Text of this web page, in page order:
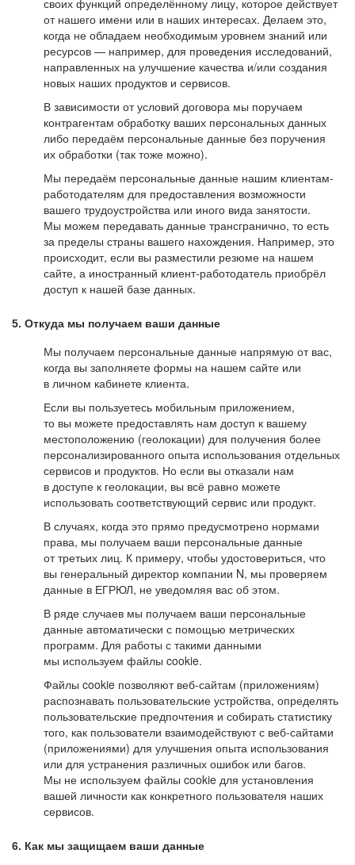
своих функций определённому лицу, которое действует
от нашего имени или в наших интересах. Делаем это,
когда не обладаем необходимым уровнем знаний или
ресурсов — например, для проведения исследований,
направленных на улучшение качества и/или создания
новых наших продуктов и сервисов.
В зависимости от условий договора мы поручаем
контрагентам обработку ваших персональных данных
либо передаём персональные данные без поручения
их обработки (так тоже можно).
Мы передаём персональные данные нашим клиентам-
работодателям для предоставления возможности
вашего трудоустройства или иного вида занятости.
Мы можем передавать данные трансгранично, то есть
за пределы страны вашего нахождения. Например, это
происходит, если вы разместили резюме на нашем
сайте, а иностранный клиент-работодатель приобрёл
доступ к нашей базе данных.
5. Откуда мы получаем ваши данные
Мы получаем персональные данные напрямую от вас,
когда вы заполняете формы на нашем сайте или
в личном кабинете клиента.
Если вы пользуетесь мобильным приложением,
то вы можете предоставлять нам доступ к вашему
местоположению (геолокации) для получения более
персонализированного опыта использования отдельных
сервисов и продуктов. Но если вы отказали нам
в доступе к геолокации, вы всё равно можете
использовать соответствующий сервис или продукт.
В случаях, когда это прямо предусмотрено нормами
права, мы получаем ваши персональные данные
от третьих лиц. К примеру, чтобы удостовериться, что
вы генеральный директор компании N, мы проверяем
данные в ЕГРЮЛ, не уведомляя вас об этом.
В ряде случаев мы получаем ваши персональные
данные автоматически с помощью метрических
программ. Для работы с такими данными
мы используем файлы cookie.
Файлы cookie позволяют веб-сайтам (приложениям)
распознавать пользовательские устройства, определять
пользовательские предпочтения и собирать статистику
того, как пользователи взаимодействуют с веб-сайтами
(приложениями) для улучшения опыта использования
или для устранения различных ошибок или багов.
Мы не используем файлы cookie для установления
вашей личности как конкретного пользователя наших
сервисов.
6. Как мы защищаем ваши данные